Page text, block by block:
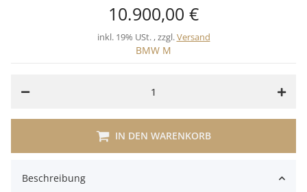
10.900,00 €
inkl. 19% USt. , zzgl.Versand
BMW M
IN DEN WARENKORB
Beschreibung